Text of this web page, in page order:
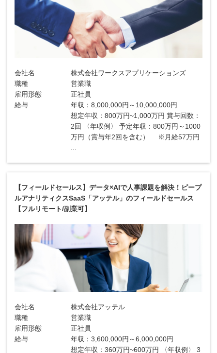
会社名
株式会社ワークスアプリケーションズ
職種
営業職
雇用形態
正社員
給与
年収：8,000,000円～10,000,000円
想定年収：800万円~1,000万円 賞与回数：
2回 〈年収例〉 予定年収：800万円～1000
万円（賞与年2回を含む） ※月給57万円
【フィールドセールス】データ×AIで人事課題を解決！ピープ
ルアナリティクスSaaS「アッテル」のフィールドセールス
【フルリモート/副業可】
会社名
株式会社アッテル
職種
営業職
雇用形態
正社員
給与
年収：3,600,000円～6,000,000円
想定年収：360万円~600万円 〈年収例〉 3